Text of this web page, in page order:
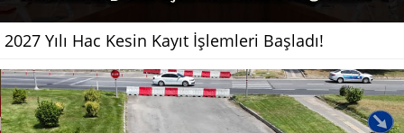
2027 Yılı Hac Kesin Kayıt İşlemleri Başladı!